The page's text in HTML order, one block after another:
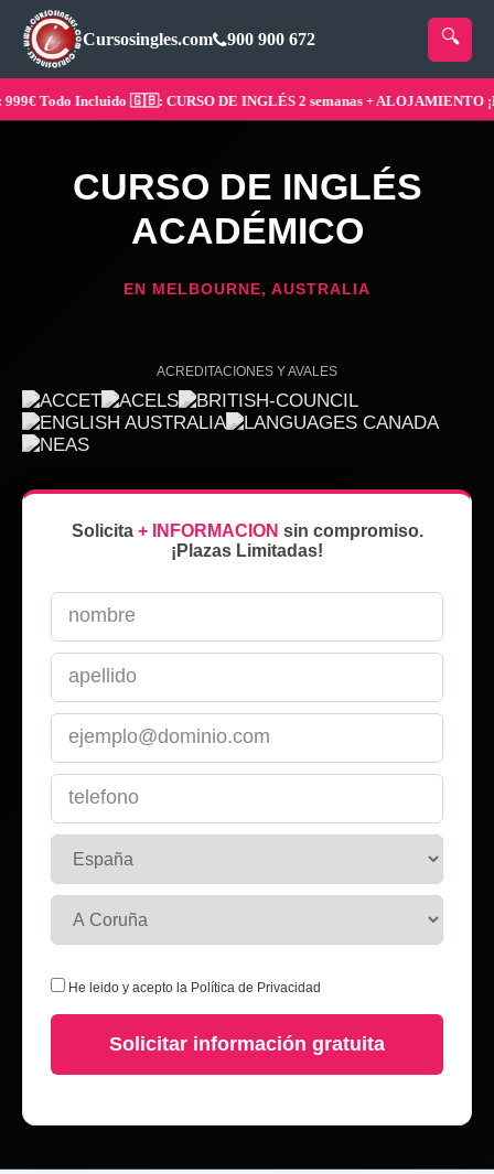
Cursosingles.com 900 900 672
Todo Incluido 🇬🇧: CURSO DE INGLÉS 2 semanas + ALOJAMIENTO
CURSO DE INGLÉS
ACADÉMICO
EN MELBOURNE, AUSTRALIA
ACREDITACIONES Y AVALES
Solicita + INFORMACION sin compromiso.
¡Plazas Limitadas!
He leido y acepto la Política de Privacidad
Solicitar información gratuita